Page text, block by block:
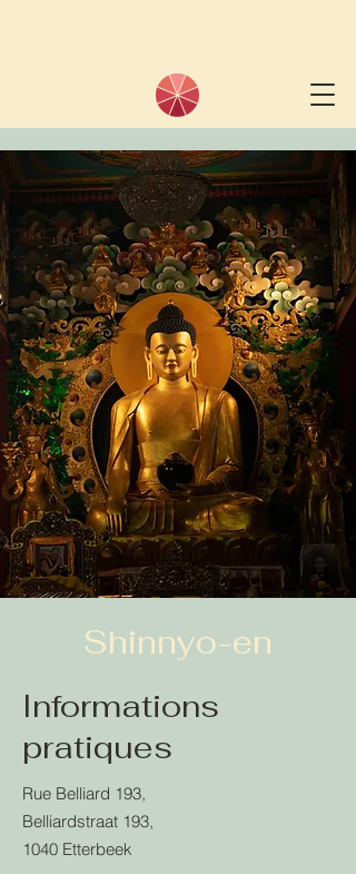
Shinnyo-en
Informations
pratiques
Rue Belliard 193,
Belliardstraat 193,
1040 Etterbeek